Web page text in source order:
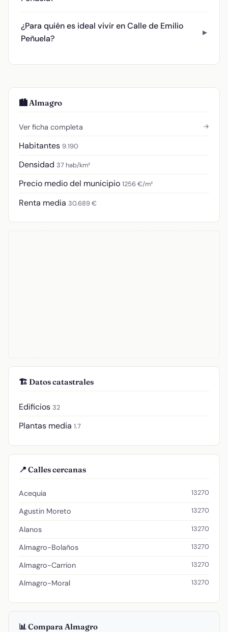
¿Para quién es ideal vivir en Calle de Emilio
Peñuela?
🏙️ Almagro
Ver ficha completa →
Habitantes 9.190
Densidad 37 hab/km²
Precio medio del municipio 1256 €/m²
Renta media 30.689 €
🏗️ Datos catastrales
Edificios 32
Plantas media 1.7
📍 Calles cercanas
Acequia 13270
Agustin Moreto 13270
Alanos 13270
Almagro-Bolaños 13270
Almagro-Carrion 13270
Almagro-Moral 13270
📊 Compara Almagro